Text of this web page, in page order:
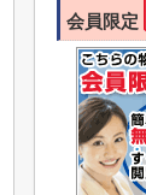
会員限定